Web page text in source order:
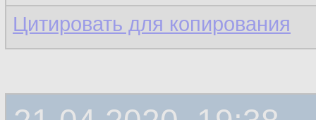
Цитировать для копирования